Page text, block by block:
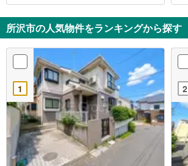
所沢市の人気物件をランキングから探す
1 2